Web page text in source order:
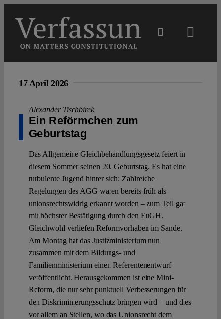
content
Main
Projects
Open Access
Authors
Spotlight
17 April 2026
Alexander Tischbirek
Ein Reförmchen zum
Geburtstag
Das Allgemeine Gleichbehandlungsgesetz feiert in
diesem Sommer seinen 20. Geburtstag. Es hat eine
turbulente Jugend hinter sich: Zahlreiche
Regelungen des AGG waren bereits früh als
unionsrechtswidrig erkannt worden – zum Teil gar
mit höchster Bestätigung durch den EuGH.
Gleichwohl verliefen Reformvorhaben im Sande.
Am Montag hat das Justizministerium nun
zusammen mit dem Bildungs- und
Familienministerium einen Referentenentwurf
veröffentlicht. Herausgekommen ist eine Mini-
Reform, die nur sehr punktuell Verbesserungen für
den Diskriminierungsschutz bringen wird – und dies
vor allem an Stellen, wo das Unionsrecht dem